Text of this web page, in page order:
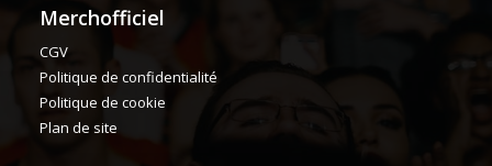
Merchofficiel
CGV
Politique de confidentialité
Politique de cookie
Plan de site